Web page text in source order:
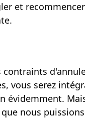
et
contraints
vous serez
évidemment.
nous